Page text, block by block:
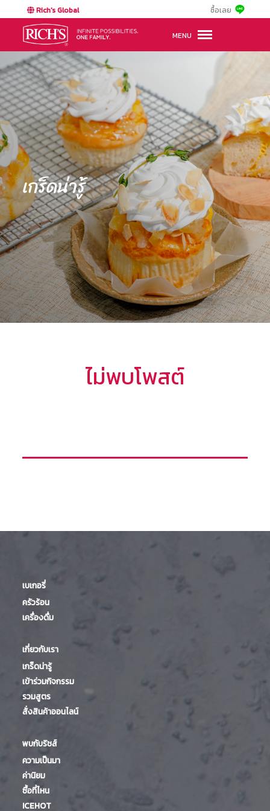
Rich's Global ซื้อเลย
MENU
เกร็ดน่ารู้
ไม่พบโพสต์
เบเกอรี่
ครัวร้อน
เครื่องดื่ม
เกี่ยวกับเรา
เกร็ดน่ารู้
เข้าร่วมกิจกรรม
รวมสูตร
สั่งสินค้าออนไลน์
พบกับริชส์
ความเป็นมา
ค่านิยม
ซื้อที่ไหน
ICEHOT